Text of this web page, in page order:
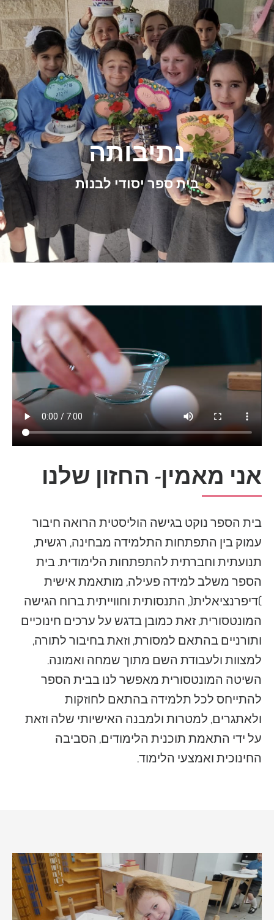
Netiv Hayeled Montessori
נתיבותה
בית ספר יסודי לבנות
אני מאמין- החזון שלנו
בית הספר נוקט בגישה הוליסטית הרואה חיבור
עמוק בין התפתחות התלמידה מבחינה, רגשית,
תנועתית וחברתית להתפתחות הלימודית. בית
הספר משלב למידה פעילה, מותאמת אישית
)דיפרנציאלית(, התנסותית וחווייתית ברוח הגישה
המונטסורית, זאת כמובן בדגש על ערכים חינוכיים
ותורניים בהתאם למסורת, וזאת בחיבור לתורה,
למצוות ולעבודת השם מתוך שמחה ואמונה.
השיטה המונטסורית מאפשר לנו בבית הספר
להתייחס לכל תלמידה בהתאם לחוזקות
ולאתגרים, למטרות ולמבנה האישיותי שלה וזאת
על ידי התאמת תוכנית הלימודים, הסביבה
החינוכית ואמצעי הלימוד.